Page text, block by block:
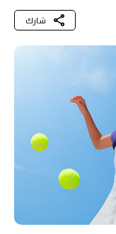
شارك